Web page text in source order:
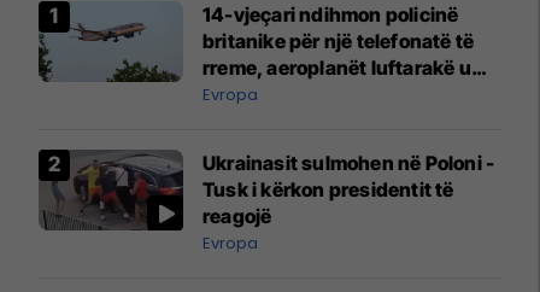
14-vjeçari ndihmon policinë
britanike për një telefonatë të
rreme, aeroplanët luftarakë u
ngritën në ajër për të
Mançesterit
Evropa
Ukrainasit sulmohen në Poloni -
Tusk i kërkon presidentit të
reagojë
Evropa